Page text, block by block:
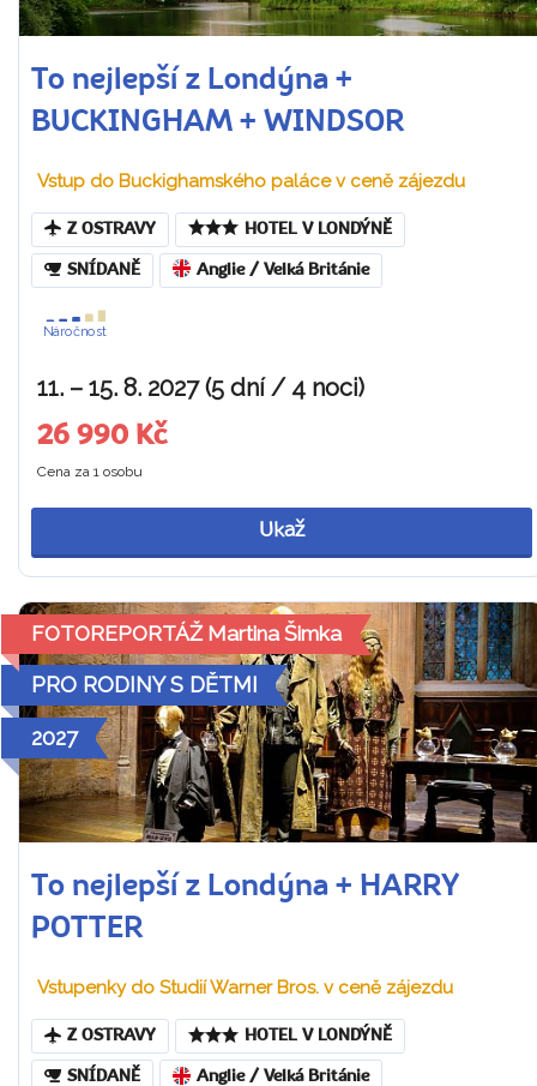
To nejlepší z Londýna +
BUCKINGHAM + WINDSOR
Vstup do Buckighamského paláce v ceně zájezdu
Z OSTRAVY HOTEL V LONDÝNĚ
SNÍDANĚ Anglie / Velká Británie
Náročnost
11. – 15. 8. 2027 (5 dní / 4 noci)
26 990 Kč
Cena za 1 osobu
Ukaž
FOTOREPORTÁŽ Martina Šimka
PRO RODINY S DĚTMI
2027
To nejlepší z Londýna + HARRY
POTTER
Vstupenky do Studií Warner Bros. v ceně zájezdu
Z OSTRAVY HOTEL V LONDÝNĚ
SNÍDANĚ Anglie / Velká Británie